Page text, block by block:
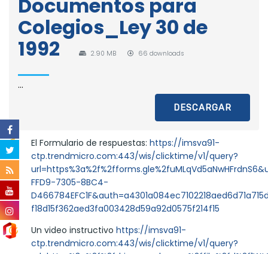
Documentos para
Colegios_Ley 30 de
1992
2.90 MB 66 downloads
...
DESCARGAR
El Formulario de respuestas: https://imsva91-
ctp.trendmicro.com:443/wis/clicktime/v1/query?
FFD9-7305-8BC4-
f18d15f362aed3fa003428d59a92d0575f214f15
Un video instructivo https://imsva91-
ctp.trendmicro.com:443/wis/clicktime/v1/query?